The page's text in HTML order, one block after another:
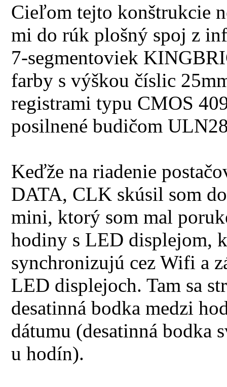
Cieľom tejto konštrukcie
mi do rúk plošný spoj z
7-segmentoviek
farby s výškou číslic
registrami typu CMOS
posilnené budičom
Keďže na riadenie
DATA, CLK skúsil som
mini, ktorý som mal
hodiny s LED displejom,
synchronizujú cez Wifi a
LED displejoch. Tam sa
desatinná bodka medzi
dátumu (desatinná bodka
u hodín).